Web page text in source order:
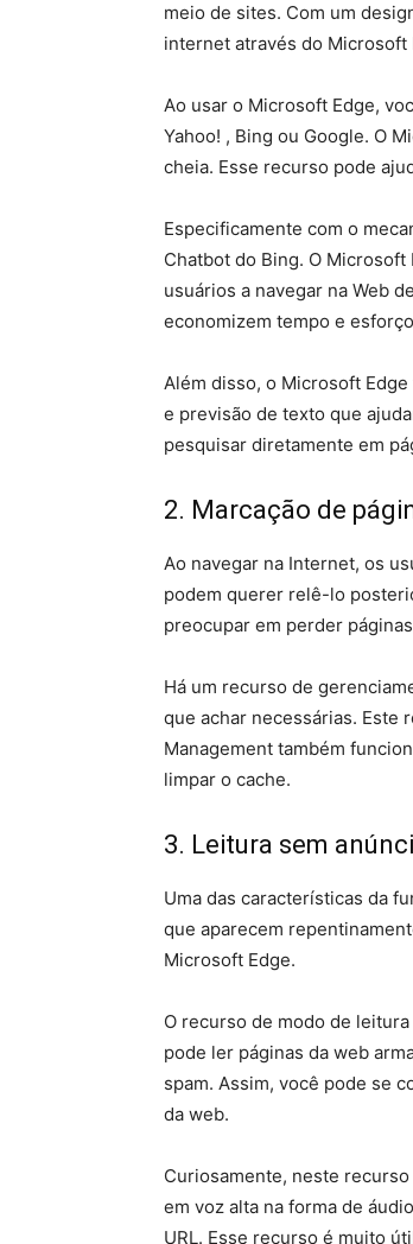
meio de sites. Com um
internet através do Microsoft
Ao usar o Microsoft Edge,
Yahoo! , Bing ou Google. O
cheia. Esse recurso pode
Especificamente com o
Chatbot do Bing. O
usuários a navegar na Web
economizem tempo e
Além disso, o Microsoft
e previsão de texto que
pesquisar diretamente em
2. Marcação de
Ao navegar na Internet, os
podem querer relê-lo
preocupar em perder
Há um recurso de
que achar necessárias. Este
Management também
limpar o cache.
3. Leitura sem
Uma das características da
que aparecem
Microsoft Edge.
O recurso de modo de
pode ler páginas da web
spam. Assim, você pode se
da web.
Curiosamente, neste
em voz alta na forma de
URL. Esse recurso é muito